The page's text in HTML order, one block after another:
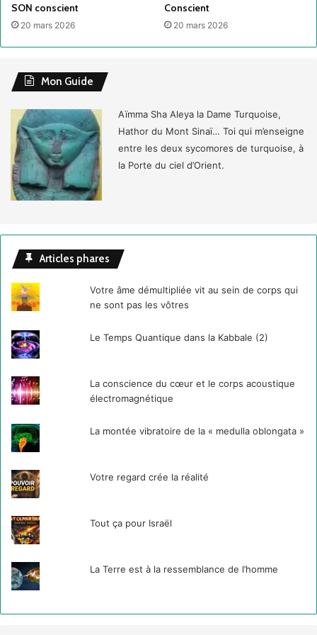
SON conscient
20 mars 2026
Conscient
20 mars 2026
Mon Guide
Aïmma Sha Aleya la Dame Turquoise,
Hathor du Mont Sinaï… Toi qui m’enseigne
entre les deux sycomores de turquoise, à
la Porte du ciel d’Orient.
Articles phares
Votre âme démultipliée vit au sein de corps qui
ne sont pas les vôtres
Le Temps Quantique dans la Kabbale (2)
La conscience du cœur et le corps acoustique
électromagnétique
La montée vibratoire de la « medulla oblongata »
Votre regard crée la réalité
Tout ça pour Israël
La Terre est à la ressemblance de l’homme